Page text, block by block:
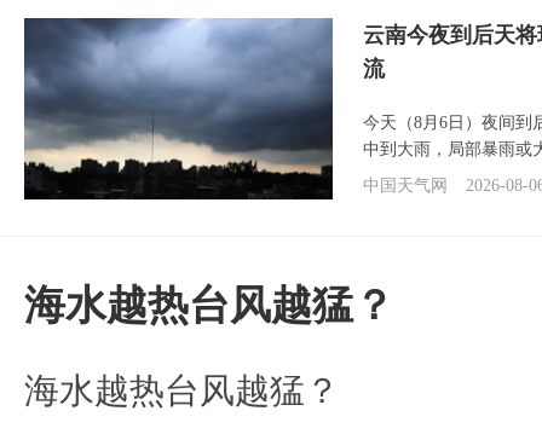
云南今夜到后天
流
今天（8月6日）夜间到
中到大雨，局部暴雨或
中国天气网
2026-08-
海水越热台风越猛？
海水越热台风越猛？